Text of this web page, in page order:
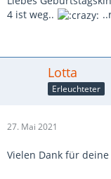
4 ist weg..
Lotta
Erleuchteter
27. Mai 2021
Vielen Dank für